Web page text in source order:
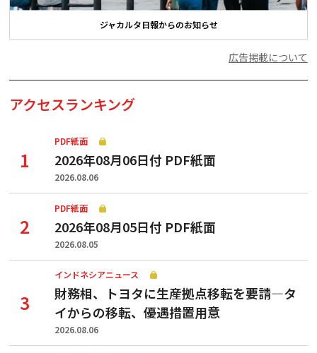
ジャカルタ日報からのお知らせ
広告掲載について
アクセスランキング
PDF紙面
2026年08月06日付 PDF紙面
2026.08.06
PDF紙面
2026年08月05日付 PDF紙面
2026.08.05
インドネシアニュース
財務相、トヨタに生産拠点移転を要請—タ
イからの移転、優遇措置用意
2026.08.06